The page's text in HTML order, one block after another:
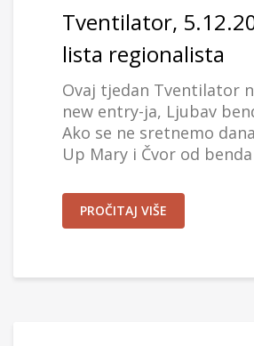
Tventilator,
lista regionalista
Ovaj tjedan Tventilator
new entry-ja, Ljubav
Ako se ne sretnemo
Up Mary i Čvor od
PROČITAJ VIŠE